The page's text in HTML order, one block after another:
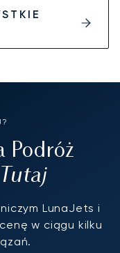
Podróż
LunaJets i
w ciągu kilku